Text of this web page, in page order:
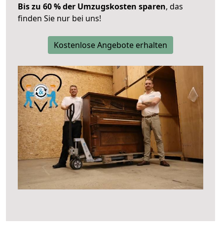
Bis zu 60 % der Umzugskosten sparen, das
finden Sie nur bei uns!
Kostenlose Angebote erhalten